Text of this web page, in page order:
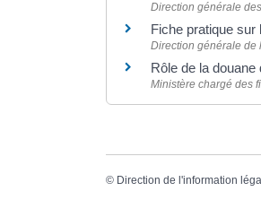
Direction générale
Fiche pratique sur
Direction générale de
Rôle de la
Ministère chargé des
© Direction de l'information